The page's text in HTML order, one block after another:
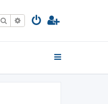
Поиск Расширенный поиск